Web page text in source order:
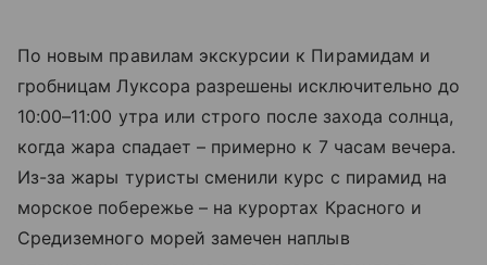
По новым правилам экскурсии к Пирамидам и
гробницам Луксора разрешены исключительно до
10:00–11:00 утра или строго после захода солнца,
когда жара спадает – примерно к 7 часам вечера.
Из-за жары туристы сменили курс с пирамид на
морское побережье – на курортах Красного и
Средиземного морей замечен наплыв